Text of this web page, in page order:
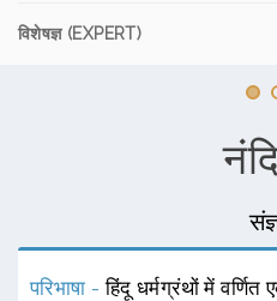
विशेषज्ञ (EXPERT)
परिभाषा -हिंदू धर्मग्रंथों में